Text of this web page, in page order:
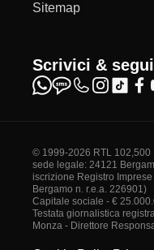
Sitemap
Scrivici &
© 1999-2026 RTL 102,500
sede legale: 24121
iscrizione Registro
Bergamo n. r.e.a. 226901)
Capitale sociale - €
Testata giornalistica
Monza - Direttore